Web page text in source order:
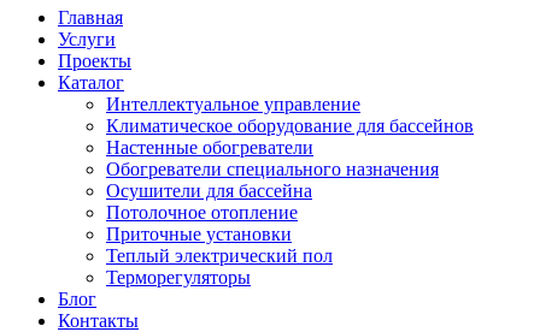
Главная
Услуги
Проекты
Каталог
Интеллектуальное управление
Климатическое оборудование для бассейнов
Настенные обогреватели
Обогреватели специального назначения
Осушители для бассейна
Потолочное отопление
Приточные установки
Теплый электрический пол
Терморегуляторы
Блог
Контакты